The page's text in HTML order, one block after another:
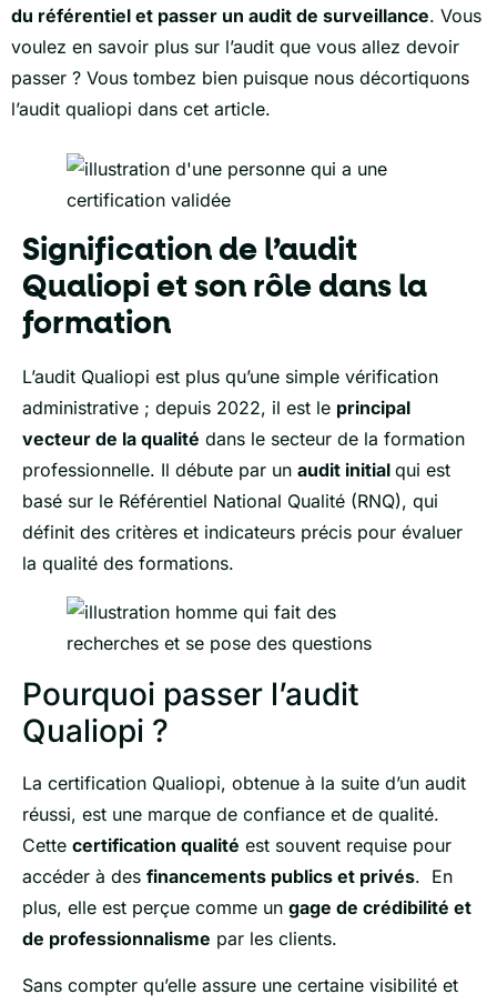
du référentiel et passer un audit de surveillance. Vous
voulez en savoir plus sur l’audit que vous allez devoir
passer ? Vous tombez bien puisque nous décortiquons
l’audit qualiopi dans cet article.
Signification de l’audit
Qualiopi et son rôle dans la
formation
L’audit Qualiopi est plus qu’une simple vérification
administrative ; depuis 2022, il est le principal
vecteur de la qualité dans le secteur de la formation
professionnelle. Il débute par un audit initial qui est
basé sur le Référentiel National Qualité (RNQ), qui
définit des critères et indicateurs précis pour évaluer
la qualité des formations.
Pourquoi passer l’audit
Qualiopi ?
La certification Qualiopi, obtenue à la suite d’un audit
réussi, est une marque de confiance et de qualité.
Cette certification qualité est souvent requise pour
accéder à des financements publics et privés. En
plus, elle est perçue comme un gage de crédibilité et
de professionnalisme par les clients.
Sans compter qu’elle assure une certaine visibilité et